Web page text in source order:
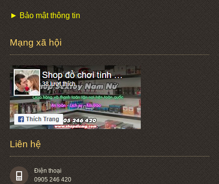
► Bảo mật thông tin
Mạng xã hội
Liên hệ
Điện thoại
0905 246 420